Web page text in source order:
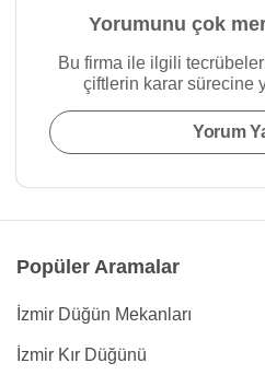
Yorumunu çok
Bu firma ile ilgili
çiftlerin karar sürecine
Yorum
Popüler Aramalar
İzmir Düğün Mekanları
İzmir Kır Düğünü